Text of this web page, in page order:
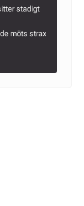
stadigt
möts strax